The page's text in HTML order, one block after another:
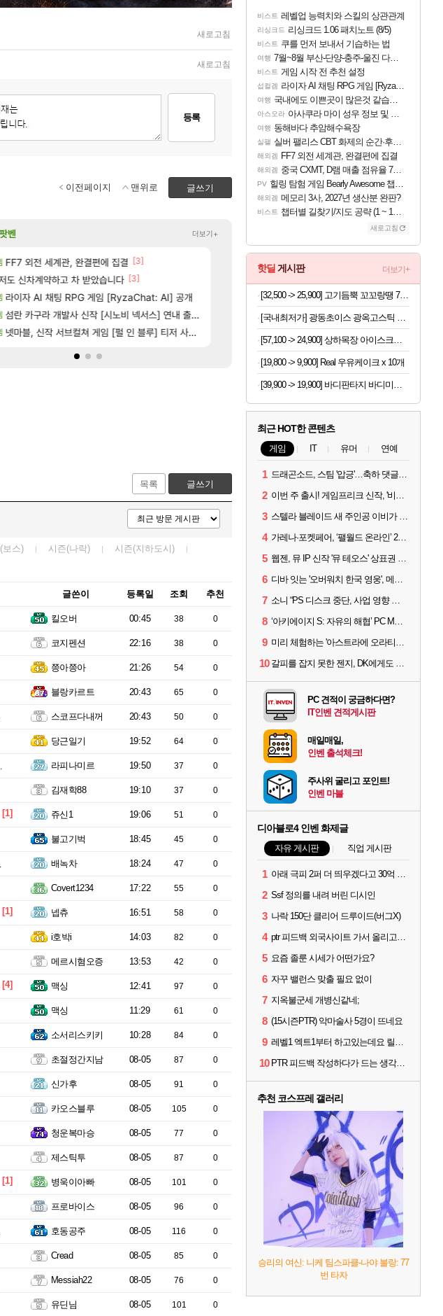
새로고침
새로고침
등록
글쓰기
이전페이지 맨위로
가격이 24500원 이라길래 결제 취소하고 나왔다
대난 함부로 가지 마라.. [45]
정의를 내려 버린 디시인 [6]
이머라면 필수로 알아야 할 것 [116]
보다 효율이 좋은 상향된 아제나 ㄷㄷ [101]
우리 나라의 주적은??
야동 투척하고 간다 [13]
벨가 하드 찐 투력컷 [35]
레테 재사용 17번 터짐 [76]
팟벤 더보기+
FF7 외전 세계관, 완결편에 집결 [3]
도 신차계약하고 차 받았습니다 [3]
라이자 AI 채팅 RPG 게임 [RyzaChat: AI] 공개
섬란 카구라 개발사 신작 [시노비 넥서스] 연내 출시 예정
넷마블, 신작 서브컬쳐 게임 [펄 인 블루] 티저 사이트 오픈
비스트 챕터별 길찾기/지도 공략 (1 ~ 12장)
리밋제로 테스트 때는 로비에 온라인 기능이 있는데
해외겜 스위치2판 ‘몬헌 와일즈’, 30~40fps 목표 추
비스트 오브 리인카네이션 오픈 트레일러
목록 글쓰기
보스) 시즌(나락)
시즌(지하도시)
글쓴이 등록일 조회 추천
킬오버 00:45 38 0
코지펜션 22:16 38 0
쯩아쯩아 21:26 54 0
블랑카르트 20:43 65 0
스코프다내꺼 20:43 50 0
당근일기 19:52 64 0
라피나미르 19:50 37 0
김재학88 19:10 37 0
[1] 쥬신1 19:06 51 0
불고기벅 18:45 45 0
배녹차 18:24 47 0
Covert1234 17:22 55 0
[1] 넵츄 16:51 58 0
i호박i 14:03 82 0
메르시혐오증 13:53 42 0
[4] 맥싱 12:41 97 0
맥싱 11:29 61 0
소서리스키키 10:28 84 0
초절정간지남 08-05 87 0
신가후 08-05 91 0
카오스블루 08-05 105 0
청운복마승 08-05 77 0
제스틱투 08-05 87 0
[1] 병욱이아빠 08-05 101 0
프로바이스 08-05 96 0
호동공주 08-05 116 0
Cread 08-05 85 0
Messiah22 08-05 76 0
유딘님 08-05 101 0
비스트 레벨업 능력치와 스킬의 상관관계
리싱크드 리싱크드 1.06 패치노트 (8/5)
비스트 쿠를 먼저 보내서 기습하는 법
여행 7월~8월 부산-단양-충주-울진 다녀왔어요~
비스트 게임 시작 전 추천 설정
섭컬겜 라이자 AI 채팅 RPG 게임 [RyzaChat: AI] 공개
여행 국내에도 이쁜곳이 많은것 같습니다
아스오라 아사쿠라 마이 성우 정보 및 주요 필모
여행 동해바다 추암해수욕장
실팰 실버 팰리스 CBT 화제의 순간·후기 모음
해외겜 FF7 외전 세계관, 완결편에 집결
해외겜 중국 CXMT, D램 매출 점유율 7%…글로벌 4위로 부상
PV 힐링 탐험 게임 Bearly Awesome 챕터 1 트레일러
해외겜 메모리 3사, 2027년 생산분 완판?
비스트 챕터별 길찾기/지도 공략 (1 ~ 12장)
새로고침
핫딜 게시판 더보기+
[32,500 -> 25,900] 고기듬뿍 꼬꼬랑땡 700g x 3개
[19,800 -> 9,900] Real 우유케이크 x 10개
[39,900 -> 19,900] 바디판타지 바디미스트 4개
최근 HOT한 콘텐츠
게임 IT 유머 연예
1 드래곤소드, 스팀 '압긍'…축하 댓글 달고 게임 코드 받자!
2 이번 주 출시! 게임프리크 신작, '비스트 오브 리인카네이션'
3 스텔라 블레이드 새 주인공 이비가 부릅니다, 'Wanna be in LOVE' 뮤비 공개
4 가레나·포켓페어, ‘팰월드 온라인’ 2026년 출시 예고
5 웹젠, 뮤 IP 신작 '뮤 테오스' 상표권 출원
6 디바 잇는 '오버워치 한국 영웅', 메카 파일럿 디몬 나온다
7 소니 “PS 디스크 중단, 사업 영향 없다”
8 ‘아키에이지 S: 자유의 해협’ PC MMORPG로 개발한다
9 미리 체험하는 '아스트라에 오라티오'...NC, 8/19부터 CBT 참가자 모집
10 갈피를 잡지 못한 젠지, DK에게도 0:2 패배
PC 견적이 궁금하다면?
IT인벤 견적게시판
매일매일,
인벤 출석체크!
주사위 굴리고 포인트!
인벤 마블
디아블로4 인벤 화제글
자유 게시판 직업 게시판
1 아래 극피 2퍼 더 띄우겠다고 30억 쓴 사람입니다
2 Ssf 정의를 내려 버린 디시인
3 나락 150단 클리어 드루이드(버그X)
4 ptr 피드백 외국사이트 가서 올리고옴 ㅋㅋ
5 요즘 졸룬 시세가 어떤가요?
6 자꾸 밸런스 맞출 필요 없이
7 지옥불군세 개병신같네;
8 (15시즌PTR) 악마술사 5경이 뜨네요
9 레벨1 엑트1부터 하고있는데요 릴머시기..
10 PTR 피드백 작성하다가 드는 생각인데
추천 코스프레 갤러리
승리의 여신: 니케 팀스파클-나야 블랑: 77
번 타자